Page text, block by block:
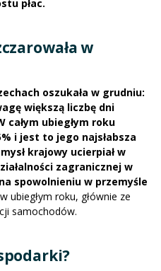
płac.
w
oszukała w grudniu:
większą liczbę dni
całym ubiegłym roku
i jest to jego najsłabsza
krajowy ucierpiał w
zagranicznej w
spowolnieniu w przemyśle
ubiegłym roku, głównie ze
samochodów.